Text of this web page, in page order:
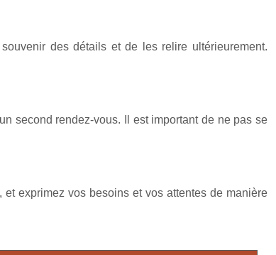
des détails et de les relire ultérieurement.
second rendez-vous. Il est important de ne pas se
exprimez vos besoins et vos attentes de manière